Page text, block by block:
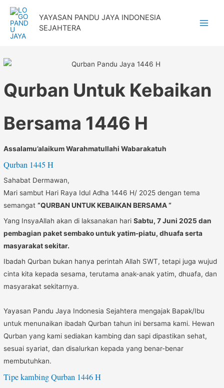
Lewati
konten
YAYASAN PANDU JAYA INDONESIA
SEJAHTERA
Qurban Untuk Kebaikan
Bersama 1446 H
Assalamu’alaikum Warahmatullahi Wabarakatuh
Qurban 1445 H
Sahabat Dermawan,
Mari sambut Hari Raya Idul Adha 1446 H/ 2025 dengan tema
semangat“QURBAN UNTUK KEBAIKAN BERSAMA “
Yang InsyaAllah akan di laksanakan hariSabtu, 7 Juni 2025 dan
pembagian paket sembako untuk yatim-piatu, dhuafa serta
masyarakat sekitar.
Ibadah Qurban bukan hanya perintah Allah SWT, tetapi juga wujud
cinta kita kepada sesama, terutama anak-anak yatim, dhuafa, dan
masyarakat sekitarnya.
Yayasan Pandu Jaya Indonesia Sejahtera mengajak Bapak/Ibu
untuk menunaikan ibadah Qurban tahun ini bersama kami. Hewan
Qurban yang kami sediakan kambing dan sapi dipastikan sehat,
sesuai syariat, dan disalurkan kepada yang benar-benar
membutuhkan.
Tipe kambing Qurban 1446 H